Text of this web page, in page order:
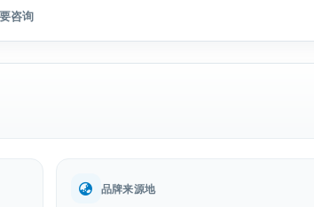
咨询
品牌来源地